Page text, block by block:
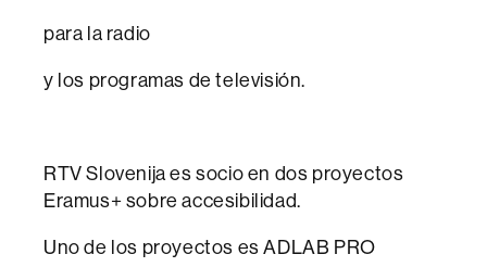
para la radio
y los programas de televisión.
RTV Slovenija es socio en dos proyectos
Eramus+ sobre accesibilidad.
Uno de los proyectos es ADLAB PRO